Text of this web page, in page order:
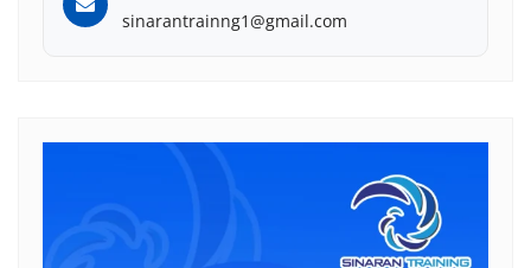
sinarantrainng1@gmail.com